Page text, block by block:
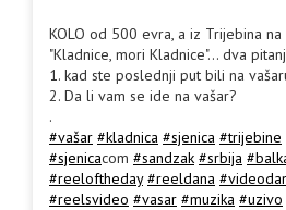
KOLO od 500 evra, a iz Trijebina na
"Kladnice, mori Kladnice"... dva
1. kad ste poslednji put bili na
2. Da li vam se ide na vašar?
.
#vašar #kladnica #sjenica #trijebine
#sjenicacom #sandzak #srbija
#reeloftheday #reeldana
#reelsvideo #vasar #muzika #uzivo